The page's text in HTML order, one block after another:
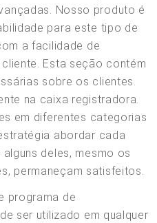
Nosso produto é
para este tipo de
a facilidade de
Esta seção contém
sobre os clientes.
na caixa registradora.
em diferentes categorias
abordar cada
deles, mesmo os
permaneçam satisfeitos.
programa de
ser utilizado em qualquer